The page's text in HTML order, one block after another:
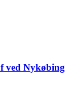
ved Nykøbing